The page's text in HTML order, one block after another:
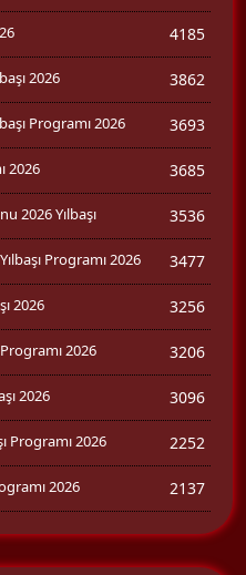
4185
2026 3862
Programı 2026 3693
2026 3685
2026 Yılbaşı 3536
Programı 2026 3477
2026 3256
Programı 2026 3206
2026 3096
Programı 2026 2252
2026 2137